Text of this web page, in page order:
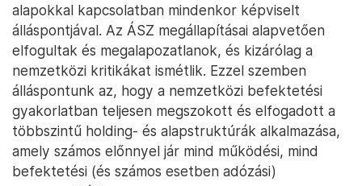
alapokkal kapcsolatban mindenkor képviselt
álláspontjával. Az ÁSZ megállapításai alapvetően
elfogultak és megalapozatlanok, és kizárólag a
nemzetközi kritikákat ismétlik. Ezzel szemben
álláspontunk az, hogy a nemzetközi befektetési
gyakorlatban teljesen megszokott és elfogadott a
többszintű holding- és alapstruktúrák alkalmazása,
amely számos előnnyel jár mind működési, mind
befektetési (és számos esetben adózási)